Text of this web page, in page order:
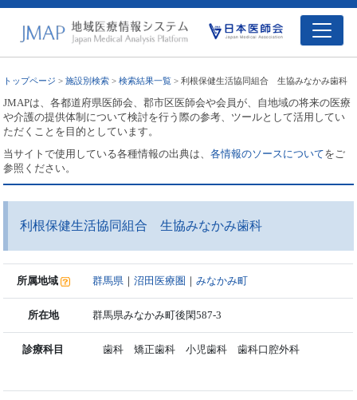
トップページ >施設別検索 >検索結果一覧 > 利根保健生活協同組合 生協みなかみ歯科
JMAPは、各都道府県医師会、郡市区医師会や会員が、自地域の将来の医療
や介護の提供体制について検討を行う際の参考、ツールとして活用してい
ただくことを目的としています。
当サイトで使用している各種情報の出典は、各情報のソースについてをご
参照ください。
利根保健生活協同組合 生協みなかみ歯科
所属地域 群馬県 ｜沼田医療圏 ｜みなかみ町
所在地 群馬県みなかみ町後閑587-3
診療科目 歯科 矯正歯科 小児歯科 歯科口腔外科